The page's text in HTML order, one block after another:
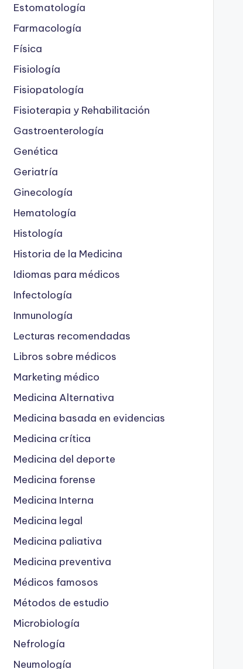
Estomatología
Farmacología
Física
Fisiología
Fisiopatología
Fisioterapia y Rehabilitación
Gastroenterología
Genética
Geriatría
Ginecología
Hematología
Histología
Historia de la Medicina
Idiomas para médicos
Infectología
Inmunología
Lecturas recomendadas
Libros sobre médicos
Marketing médico
Medicina Alternativa
Medicina basada en evidencias
Medicina crítica
Medicina del deporte
Medicina forense
Medicina Interna
Medicina legal
Medicina paliativa
Medicina preventiva
Médicos famosos
Métodos de estudio
Microbiología
Nefrología
Neumología